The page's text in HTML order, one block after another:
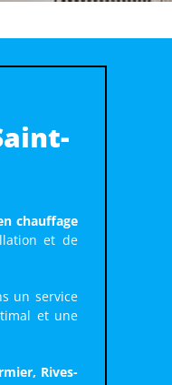
chauffage
et de
un service
et une
Rives-